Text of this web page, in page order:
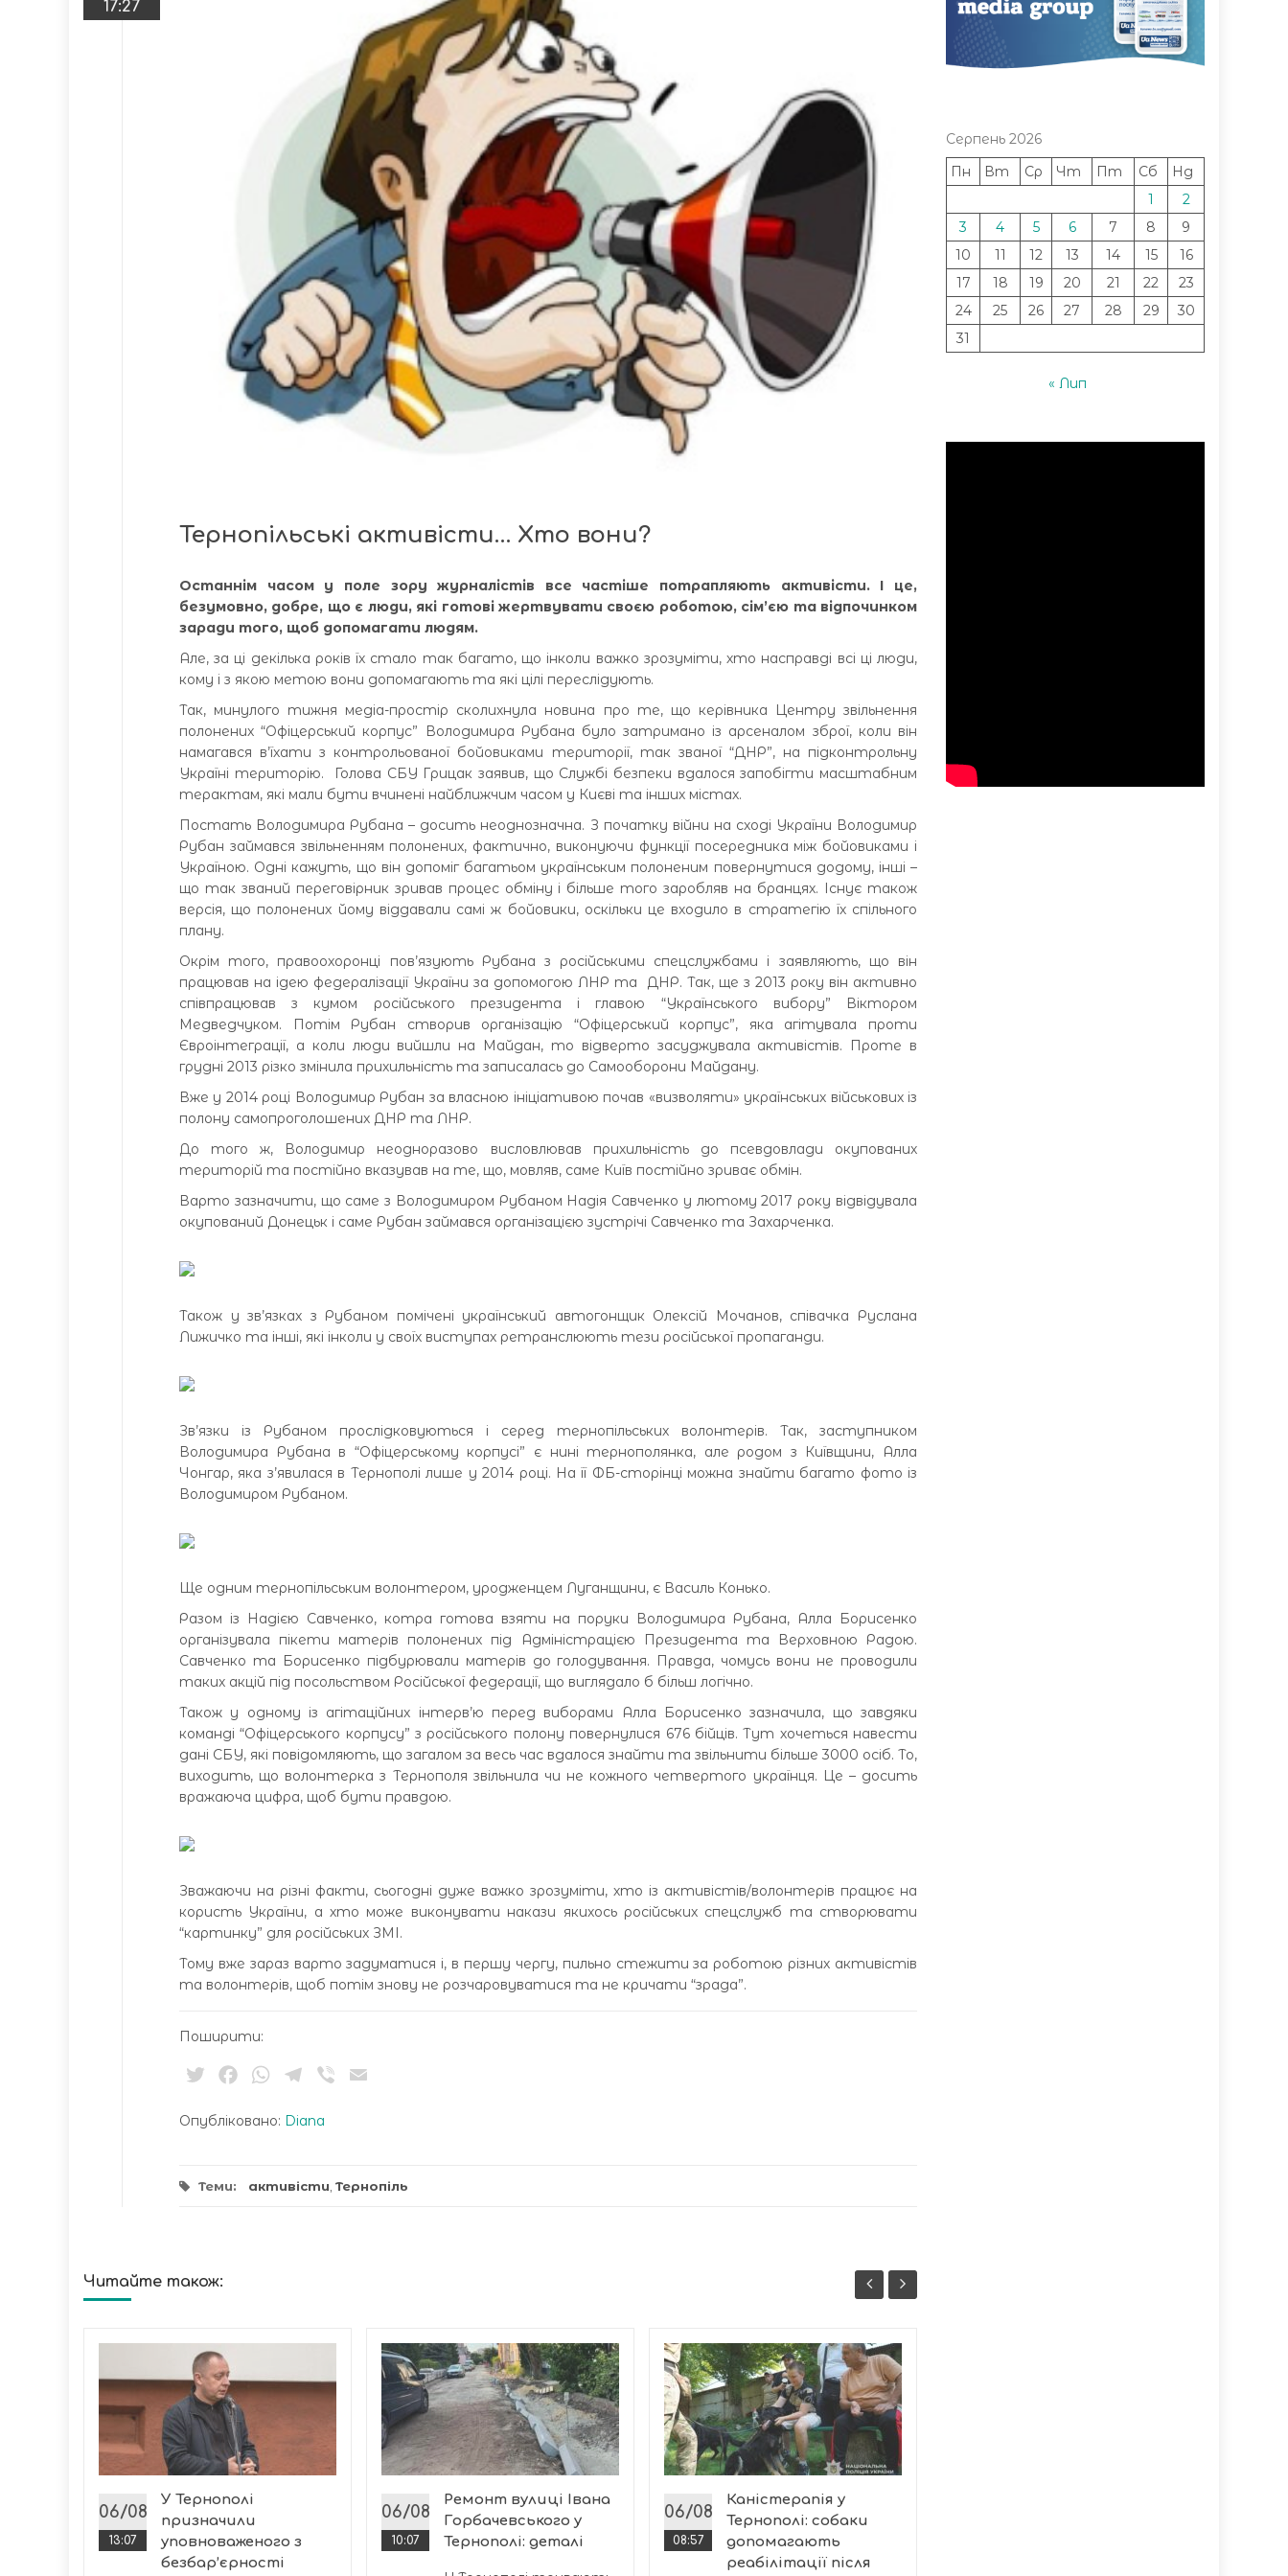
17:27
Тернопільські активісти… Хто вони?
Останнім часом у поле зору журналістів все частіше потрапляють активісти. І це,
безумовно, добре, що є люди, які готові жертвувати своєю роботою, сім’єю та відпочинком
заради того, щоб допомагати людям.
Але, за ці декілька років їх стало так багато, що інколи важко зрозуміти, хто насправді всі ці люди,
кому і з якою метою вони допомагають та які цілі переслідують.
Так, минулого тижня медіа-простір сколихнула новина про те, що керівника Центру звільнення
полонених “Офіцерський корпус” Володимира Рубана було затримано із арсеналом зброї, коли він
намагався в’їхати з контрольованої бойовиками території, так званої “ДНР”, на підконтрольну
Україні територію. Голова СБУ Грицак заявив, що Службі безпеки вдалося запобігти масштабним
терактам, які мали бути вчинені найближчим часом у Києві та інших містах.
Постать Володимира Рубана – досить неоднозначна. З початку війни на сході України Володимир
Рубан займався звільненням полонених, фактично, виконуючи функції посередника між бойовиками і
Україною. Одні кажуть, що він допоміг багатьом українським полоненим повернутися додому, інші –
що так званий переговірник зривав процес обміну і більше того заробляв на бранцях. Існує також
версія, що полонених йому віддавали самі ж бойовики, оскільки це входило в стратегію їх спільного
плану.
Окрім того, правоохоронці пов’язують Рубана з російськими спецслужбами і заявляють, що він
працював на ідею федералізації України за допомогою ЛНР та ДНР. Так, ще з 2013 року він активно
співпрацював з кумом російського президента і главою “Українського вибору” Віктором
Медведчуком. Потім Рубан створив організацію “Офіцерський корпус”, яка агітувала проти
Євроінтеграції, а коли люди вийшли на Майдан, то відверто засуджувала активістів. Проте в
грудні 2013 різко змінила прихильність та записалась до Самооборони Майдану.
Вже у 2014 році Володимир Рубан за власною ініціативою почав «визволяти» українських військових із
полону самопроголошених ДНР та ЛНР.
До того ж, Володимир неодноразово висловлював прихильність до псевдовлади окупованих
територій та постійно вказував на те, що, мовляв, саме Київ постійно зриває обмін.
Варто зазначити, що саме з Володимиром Рубаном Надія Савченко у лютому 2017 року відвідувала
окупований Донецьк і саме Рубан займався організацією зустрічі Савченко та Захарченка.
Також у зв’язках з Рубаном помічені український автогонщик Олексій Мочанов, співачка Руслана
Лижичко та інші, які інколи у своїх виступах ретранслюють тези російської пропаганди.
Зв’язки із Рубаном прослідковуються і серед тернопільських волонтерів. Так, заступником
Володимира Рубана в “Офіцерському корпусі” є нині тернополянка, але родом з Київщини, Алла
Чонгар, яка з’явилася в Тернополі лише у 2014 році. На її ФБ-сторінці можна знайти багато фото із
Володимиром Рубаном.
Ще одним тернопільським волонтером, уродженцем Луганщини, є Василь Конько.
Разом із Надією Савченко, котра готова взяти на поруки Володимира Рубана, Алла Борисенко
організувала пікети матерів полонених під Адміністрацією Президента та Верховною Радою.
Савченко та Борисенко підбурювали матерів до голодування. Правда, чомусь вони не проводили
таких акцій під посольством Російської федерації, що виглядало б більш логічно.
Також у одному із агітаційних інтерв’ю перед виборами Алла Борисенко зазначила, що завдяки
команді “Офіцерського корпусу” з російського полону повернулися 676 бійців. Тут хочеться навести
дані СБУ, які повідомляють, що загалом за весь час вдалося знайти та звільнити більше 3000 осіб. То,
виходить, що волонтерка з Тернополя звільнила чи не кожного четвертого українця. Це – досить
вражаюча цифра, щоб бути правдою.
Зважаючи на різні факти, сьогодні дуже важко зрозуміти, хто із активістів/волонтерів працює на
користь України, а хто може виконувати накази якихось російських спецслужб та створювати
“картинку” для російських ЗМІ.
Тому вже зараз варто задуматися і, в першу чергу, пильно стежити за роботою різних активістів
та волонтерів, щоб потім знову не розчаровуватися та не кричати “зрада”.
Поширити:
TwitterFacebookWhatsApp
Telegram
Viber
Опубліковано: Diana
Теми: активісти Тернопіль
Читайте також:
06/08
13:07
У Тернополі
призначили
уповноваженого з
безбар’єрності
06/08
10:07
Ремонт вулиці Івана
Горбачевського у
Тернополі: деталі
06/08
08:57
Каністерапія у
Тернополі: собаки
допомагають
реабілітації після
Серпень 2026
Пн
Вт Ср Чт Пт Сб
Нд
1
2
3
4 5 6 7 8
9
10
11 12 13 14 15
16
17
18 19 20 21 22
23
24
25 26 27 28 29
30
31
« Лип